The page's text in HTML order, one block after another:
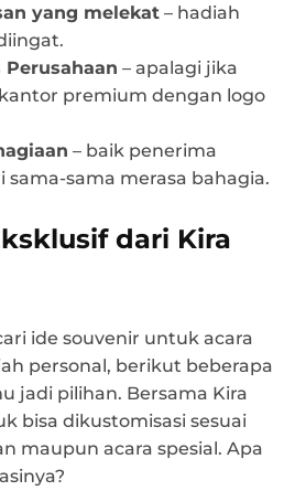
yang melekat – hadiah
– apalagi jika
premium dengan logo
– baik penerima
sama merasa bahagia.
dari Kira
ide souvenir untuk acara
personal, berikut beberapa
jadi pilihan. Bersama Kira
bisa dikustomisasi sesuai
maupun acara spesial. Apa